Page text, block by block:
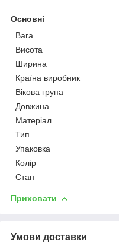
Основні
Вага
Висота
Ширина
Країна виробник
Вікова група
Довжина
Матеріал
Тип
Упаковка
Колір
Стан
Приховати
Умови доставки